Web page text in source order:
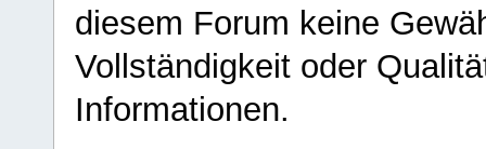
diesem Forum keine
Vollständigkeit oder
Informationen.